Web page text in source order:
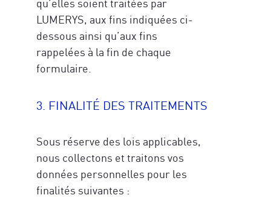
LUMERYS, aux fins indiquées ci-
dessous ainsi qu’aux fins
rappelées à la fin de chaque
formulaire.
3. FINALITÉ DES TRAITEMENTS
Sous réserve des lois applicables,
nous collectons et traitons vos
données personnelles pour les
finalités suivantes :